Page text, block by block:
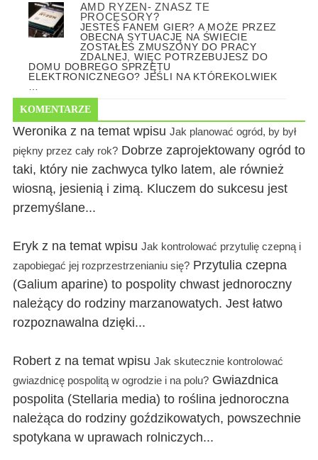
AMD RYZEN- ZNASZ TE
PROCESORY?
JESTEŚ FANEM GIER? A MOŻE PRZEZ
OBECNĄ SYTUACJĘ NA ŚWIECIE
ZOSTAŁEŚ ZMUSZONY DO PRACY
ZDALNEJ, WIĘC POTRZEBUJESZ DO
DOMU DOBREGO SPRZĘTU
ELEKTRONICZNEGO? JEŚLI NA KTÓREKOLWIEK
…
KOMENTARZE
Weronika z na temat wpisu Jak planować ogród, by był
piękny przez cały rok? Dobrze zaprojektowany ogród to
taki, który nie zachwyca tylko latem, ale również
wiosną, jesienią i zimą. Kluczem do sukcesu jest
przemyślane...
Eryk z na temat wpisu Jak kontrolować przytulię czepną i
zapobiegać jej rozprzestrzenianiu się? Przytulia czepna
(Galium aparine) to pospolity chwast jednoroczny
należący do rodziny marzanowatych. Jest łatwo
rozpoznawalna dzięki...
Robert z na temat wpisu Jak skutecznie kontrolować
gwiazdnicę pospolitą w ogrodzie i na polu? Gwiazdnica
pospolita (Stellaria media) to roślina jednoroczna
należąca do rodziny goździkowatych, powszechnie
spotykana w uprawach rolniczych...